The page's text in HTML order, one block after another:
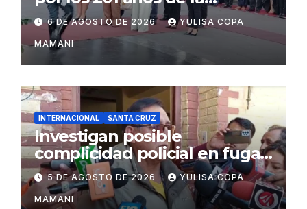
independencia de Bolivia
6 DE AGOSTO DE 2026 YULISA COPA
MAMANI
INTERNACIONAL SANTA CRUZ
Investigan posible
complicidad policial en fuga
de dos reos brasileños de
Palmasola
5 DE AGOSTO DE 2026 YULISA COPA
MAMANI